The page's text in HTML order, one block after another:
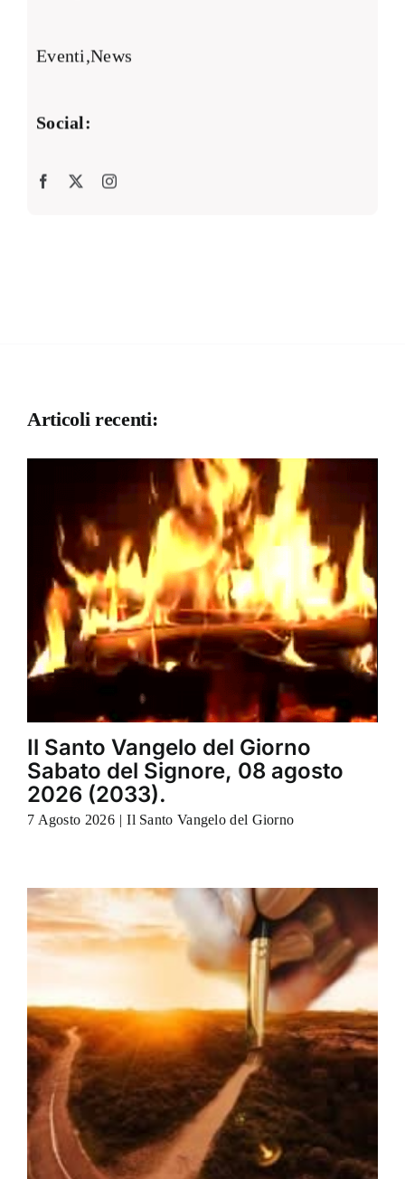
Eventi,News
Social:
Articoli recenti:
Il Santo Vangelo del Giorno
Sabato del Signore, 08 agosto
2026 (2033).
7 Agosto 2026 | Il Santo Vangelo del Giorno